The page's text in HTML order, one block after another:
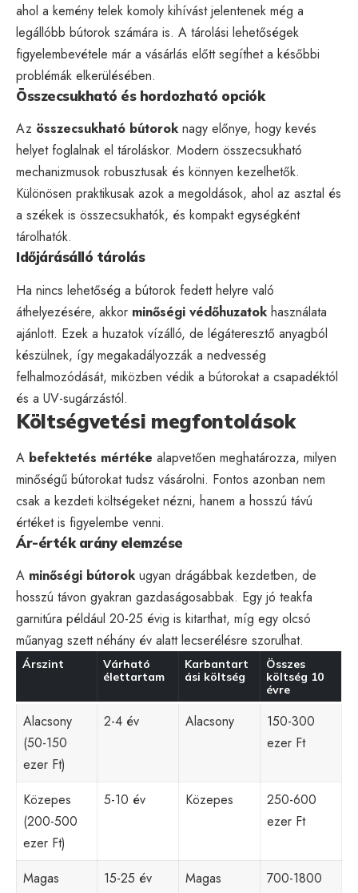
ahol a kemény telek komoly kihívást jelentenek még a
legállóbb bútorok számára is. A tárolási lehetőségek
figyelembevétele már a vásárlás előtt segíthet a későbbi
problémák elkerülésében.
Összecsukható és hordozható opciók
Az összecsukható bútorok nagy előnye, hogy kevés
helyet foglalnak el tároláskor. Modern összecsukható
mechanizmusok robusztusak és könnyen kezelhetők.
Különösen praktikusak azok a megoldások, ahol az asztal és
a székek is összecsukhatók, és kompakt egységként
tárolhatók.
Időjárásálló tárolás
Ha nincs lehetőség a bútorok fedett helyre való
áthelyezésére, akkor minőségi védőhuzatok használata
ajánlott. Ezek a huzatok vízálló, de légáteresztő anyagból
készülnek, így megakadályozzák a nedvesség
felhalmozódását, miközben védik a bútorokat a csapadéktól
és a UV-sugárzástól.
Költségvetési megfontolások
A befektetés mértéke alapvetően meghatározza, milyen
minőségű bútorokat tudsz vásárolni. Fontos azonban nem
csak a kezdeti költségeket nézni, hanem a hosszú távú
értéket is figyelembe venni.
Ár-érték arány elemzése
A minőségi bútorok ugyan drágábbak kezdetben, de
hosszú távon gyakran gazdaságosabbak. Egy jó teakfa
garnitúra például 20-25 évig is kitarthat, míg egy olcsó
műanyag szett néhány év alatt lecserélésre szorulhat.
Árszint
Várható
élettartam
Karbantart
ási költség
Összes
költség 10
évre
Alacsony
(50-150
ezer Ft)
2-4 év Alacsony
150-300
ezer Ft
Közepes
(200-500
ezer Ft)
5-10 év Közepes
250-600
ezer Ft
Magas
15-25 év Magas
700-1800